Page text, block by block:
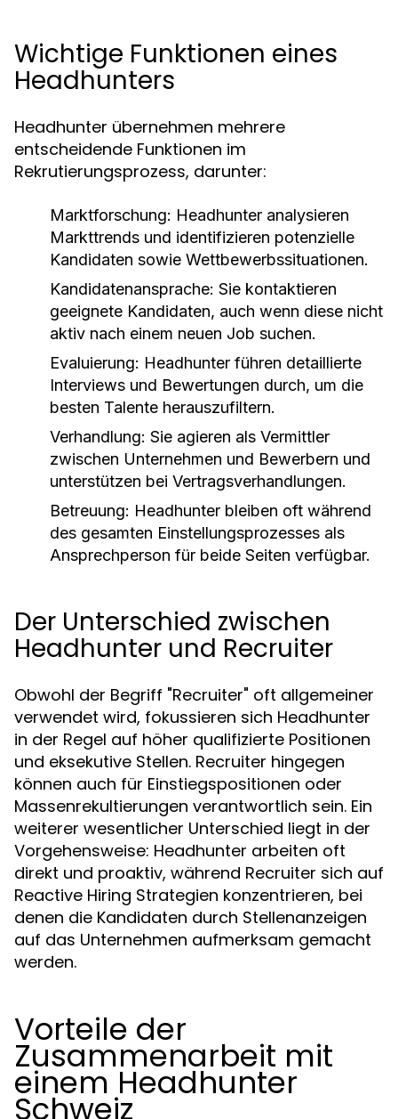
Wichtige Funktionen eines
Headhunters
Headhunter übernehmen mehrere
entscheidende Funktionen im
Rekrutierungsprozess, darunter:
Marktforschung: Headhunter analysieren
Markttrends und identifizieren potenzielle
Kandidaten sowie Wettbewerbssituationen.
Kandidatenansprache: Sie kontaktieren
geeignete Kandidaten, auch wenn diese nicht
aktiv nach einem neuen Job suchen.
Evaluierung: Headhunter führen detaillierte
Interviews und Bewertungen durch, um die
besten Talente herauszufiltern.
Verhandlung: Sie agieren als Vermittler
zwischen Unternehmen und Bewerbern und
unterstützen bei Vertragsverhandlungen.
Betreuung: Headhunter bleiben oft während
des gesamten Einstellungsprozesses als
Ansprechperson für beide Seiten verfügbar.
Der Unterschied zwischen
Headhunter und Recruiter
Obwohl der Begriff "Recruiter" oft allgemeiner
verwendet wird, fokussieren sich Headhunter
in der Regel auf höher qualifizierte Positionen
und eksekutive Stellen. Recruiter hingegen
können auch für Einstiegspositionen oder
Massenrekultierungen verantwortlich sein. Ein
weiterer wesentlicher Unterschied liegt in der
Vorgehensweise: Headhunter arbeiten oft
direkt und proaktiv, während Recruiter sich auf
Reactive Hiring Strategien konzentrieren, bei
denen die Kandidaten durch Stellenanzeigen
auf das Unternehmen aufmerksam gemacht
werden.
Vorteile der
Zusammenarbeit mit
einem Headhunter
Schweiz